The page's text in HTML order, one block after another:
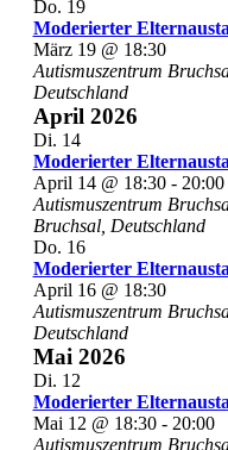
Do. 19
Moderierter
März 19 @ 18:30
Autismuszentrum
Deutschland
April 2026
Di. 14
Moderierter
April 14 @ 18:30- 20:00
Autismuszentrum
Bruchsal, Deutschland
Do. 16
Moderierter
April 16 @ 18:30
Autismuszentrum
Deutschland
Mai 2026
Di. 12
Moderierter
Mai 12 @ 18:30- 20:00
Autismuszentrum